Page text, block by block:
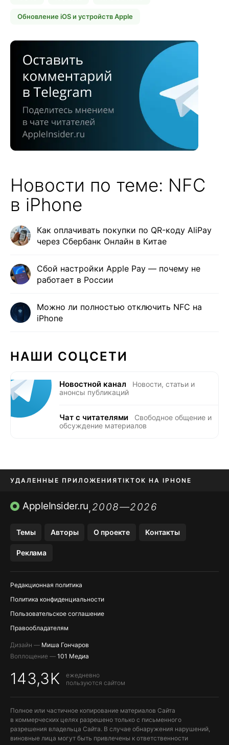
Обновление iOS и устройств Apple
Новости по теме: NFC
в iPhone
Как оплачивать покупки по QR-коду AliPay
через Сбербанк Онлайн в Китае
Сбой настройки Apple Pay — почему не
работает в России
Можно ли полностью отключить NFC на
iPhone
НАШИ СОЦСЕТИ
Новостной канал
Новости, статьи и
анонсы публикаций
Чат с читателями
Свободное общение и
обсуждение материалов
УДАЛЕННЫЕ ПРИЛОЖЕНИЯTIKTOK НА IPHONE
ПРИЛОЖЕНИЯ БЕЗ APP STORE
AppleInsider.ru,2008—2026
Темы Авторы О проекте Контакты
Реклама
Редакционная политика
Политика конфиденциальности
Пользовательское соглашение
Правообладателям
Дизайн — Миша Гончаров
Воплощение — 101 Медиа
143,3K
ежедневно
пользуются сайтом
Полное или частичное копирование материалов Сайта
в коммерческих целях разрешено только с письменного
разрешения владельца Сайта. В случае обнаружения нарушений,
виновные лица могут быть привлечены к ответственности